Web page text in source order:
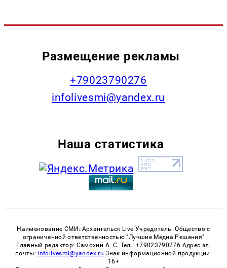
Размещение рекламы
+79023790276
infolivesmi@yandex.ru
Наша статистика
Наименование СМИ: Архангельск Live Учредитель: Общество с
ограниченной ответственностью "Лучшие Медиа Решения"
Главный редактор: Самохин А. С. Тел.: +79023790276 Адрес эл.
почты: infolivesmi@yandex.ru Знак информационной продукции:
16+